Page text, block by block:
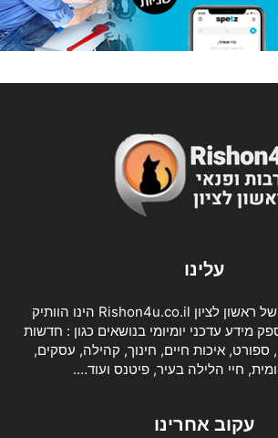
עלינו
פורטל האינטרנט של ראשון לציון Rishon4u.co.il הינו הוותיק
מידע עדכני יומיומי בנושאים כגון : חדשות
ספורט, איכות חיים, חינוך, קהילה, עסקים,
חיי הלילה בעיר, פיטנס ועוד….
עקוב אחרינו